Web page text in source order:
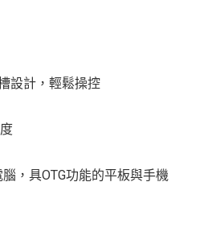
設計，輕鬆操控
，具OTG功能的平板與手機